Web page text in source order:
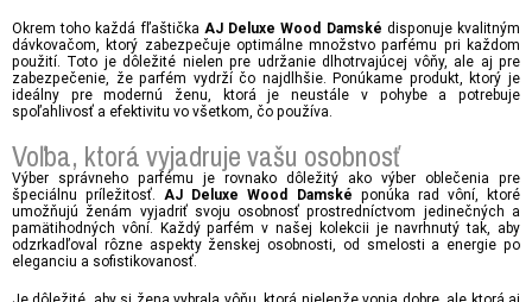
Okrem toho každá fľaštička AJ Deluxe Wood Damské disponuje kvalitným
dávkovačom, ktorý zabezpečuje optimálne množstvo parfému pri každom
použití. Toto je dôležité nielen pre udržanie dlhotrvajúcej vôňy, ale aj pre
zabezpečenie, že parfém vydrží čo najdlhšie. Ponúkame produkt, ktorý je
ideálny pre modernú ženu, ktorá je neustále v pohybe a potrebuje
spoľahlivosť a efektivitu vo všetkom, čo používa.
Voľba, ktorá vyjadruje vašu osobnosť
Výber správneho parfému je rovnako dôležitý ako výber oblečenia pre
špeciálnu príležitosť. AJ Deluxe Wood Damské ponúka rad vôní, ktoré
umožňujú ženám vyjadriť svoju osobnosť prostredníctvom jedinečných a
pamätihodných vôní. Každý parfém v našej kolekcii je navrhnutý tak, aby
odzrkadľoval rôzne aspekty ženskej osobnosti, od smelosti a energie po
eleganciu a sofistikovanosť.